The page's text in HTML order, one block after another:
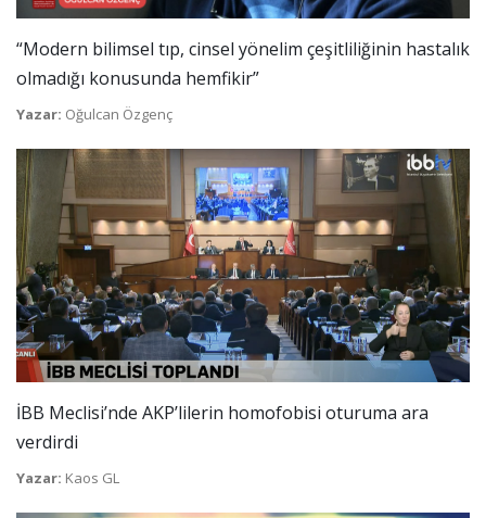
“Modern bilimsel tıp, cinsel yönelim çeşitliliğinin hastalık
olmadığı konusunda hemfikir”
Yazar: Oğulcan Özgenç
İBB Meclisi’nde AKP’lilerin homofobisi oturuma ara
verdirdi
Yazar: Kaos GL